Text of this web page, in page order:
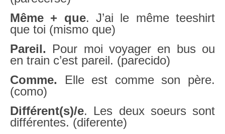
Même + que. J’ai le même teeshirt
que toi (mismo que)
Pareil. Pour moi voyager en bus ou
en train c’est pareil. (parecido)
Comme. Elle est comme son père.
(como)
Différent(s)/e. Les deux soeurs sont
différentes. (diferente)